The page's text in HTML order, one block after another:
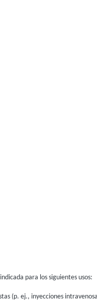
para los siguientes usos:
(p. ej., inyecciones